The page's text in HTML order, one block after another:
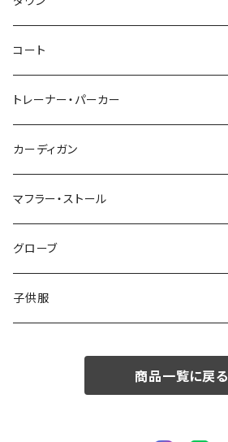
46/M
48/L
50/XL～
～44/S
46/M
48/L
50/XL～
コート
～44/S
46/M
48/L
50/XL～
トレーナー・パーカー
～44/S
46/M
48/L
50/XL～
カーディガン
～44/S
46/M
48/L
マフラー・ストール
グローブ
子供服
商品一覧に戻る